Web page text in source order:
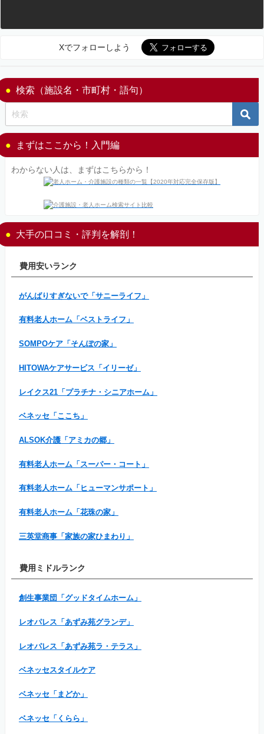
Xでフォローしよう
検索（施設名・市町村・語句）
まずはここから！入門編
わからない人は、まずはこちらから！
大手の口コミ・評判を解剖！
費用安いランク
がんばりすぎないで「サニーライフ」
有料老人ホーム「ベストライフ」
SOMPOケア「そんぽの家」
HITOWAケアサービス「イリーゼ」
レイクス21「プラチナ・シニアホーム」
ベネッセ「ここち」
ALSOK介護「アミカの郷」
有料老人ホーム「スーパー・コート」
有料老人ホーム「ヒューマンサポート」
有料老人ホーム「花珠の家」
三英堂商事「家族の家ひまわり」
費用ミドルランク
創生事業団「グッドタイムホーム」
レオパレス「あずみ苑グランデ」
レオパレス「あずみ苑ラ・テラス」
ベネッセスタイルケア
ベネッセ「まどか」
ベネッセ「くらら」